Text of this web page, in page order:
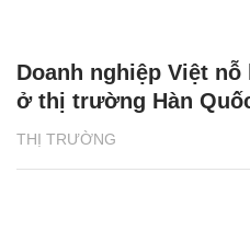
THỊ TRƯỜNG
Doanh nghiệp Việt
ở thị trường Hàn